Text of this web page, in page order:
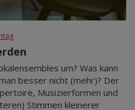
um? Was kann
besser nicht (mehr)? Der
Musizierformen und
Stimmen kleinerer